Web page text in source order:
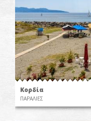
Κορδία
ΠΑΡΑΛΙΕΣ